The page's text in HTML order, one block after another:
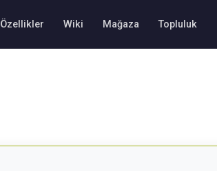
Özellikler Wiki Mağaza Topluluk